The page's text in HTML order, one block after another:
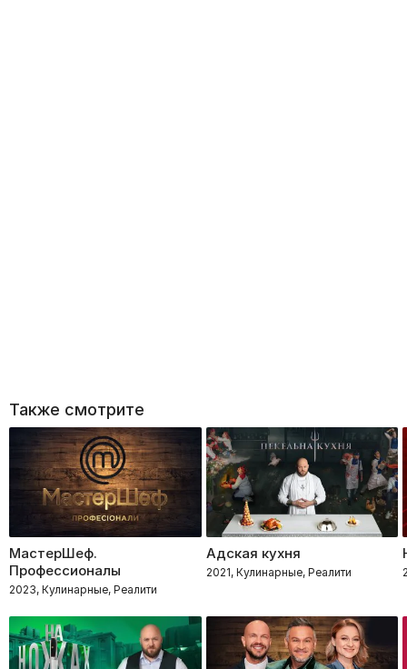
Также смотрите
МастерШеф.
Профессионалы
2023, Кулинарные, Реалити
Адская кухня
2021, Кулинарные, Реалити